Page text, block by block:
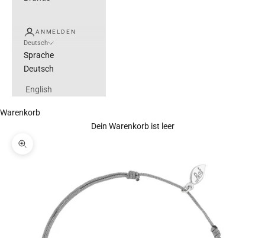
ANMELDEN
Deutsch
Sprache
Deutsch
English
Warenkorb
Dein Warenkorb ist leer
Bild vergrößern